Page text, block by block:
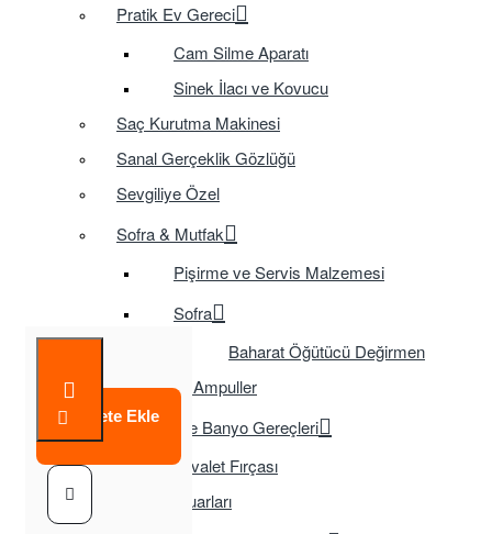
Pratik Ev Gereci
Cam Silme Aparatı
Sinek İlacı ve Kovucu
Saç Kurutma Makinesi
Sanal Gerçeklik Gözlüğü
Sevgiliye Özel
Sofra & Mutfak
Pişirme ve Servis Malzemesi
Sofra
Baharat Öğütücü Değirmen
Tasarruflu Ampuller
Temizlik ve Banyo Gereçleri
Tuvalet Fırçası
TV Aksesuarları
Sepete Ekle